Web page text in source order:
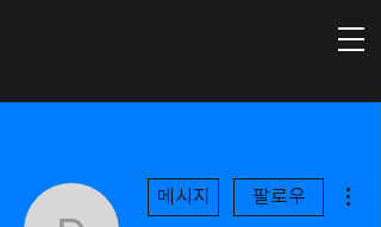
메시지 팔로우